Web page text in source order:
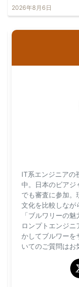
2026年8月6日
IT系エンジニアの
中。日本のビアジ
でも審査に参加。
文化を比較しなが
「ブルワリーの
ロンプトエンジ
かしてブルワーを
いてのご質問はお